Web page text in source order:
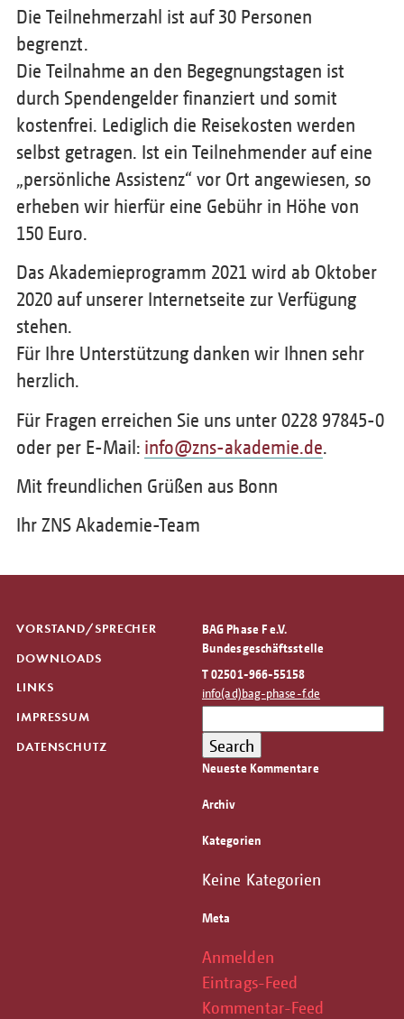
Die Teilnehmerzahl ist auf 30 Personen
begrenzt.
Die Teilnahme an den Begegnungstagen ist
durch Spendengelder finanziert und somit
kostenfrei. Lediglich die Reisekosten werden
selbst getragen. Ist ein Teilnehmender auf eine
„persönliche Assistenz“ vor Ort angewiesen, so
erheben wir hierfür eine Gebühr in Höhe von
150 Euro.
Das Akademieprogramm 2021 wird ab Oktober
2020 auf unserer Internetseite zur Verfügung
stehen.
Für Ihre Unterstützung danken wir Ihnen sehr
herzlich.
Für Fragen erreichen Sie uns unter 0228 97845-0
oder per E-Mail: info@zns-akademie.de.
Mit freundlichen Grüßen aus Bonn
Ihr ZNS Akademie-Team
VORSTAND/SPRECHER
DOWNLOADS
LINKS
IMPRESSUM
DATENSCHUTZ
BAG Phase F e.V.
Bundesgeschäftsstelle
T 02501-966-55158
info(ad)bag-phase-f.de
for:
Search
Neueste Kommentare
Archiv
Kategorien
Keine Kategorien
Meta
Anmelden
Eintrags-Feed
Kommentar-Feed